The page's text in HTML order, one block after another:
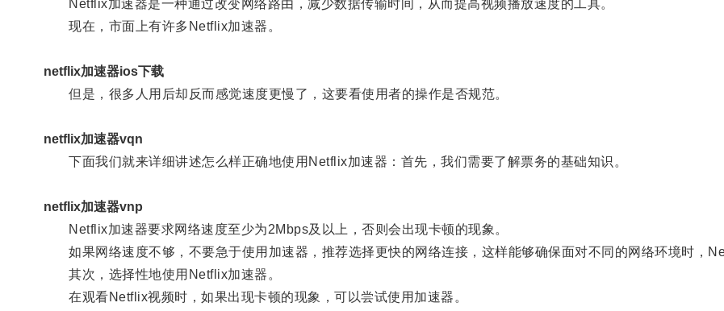
Netflix加速器是一种通过改变网络路由，减少数据传输时间，从而提高视频播放速度的工具。
现在，市面上有许多Netflix加速器。
netflix加速器ios下载
但是，很多人用后却反而感觉速度更慢了，这要看使用者的操作是否规范。
netflix加速器vqn
下面我们就来详细讲述怎么样正确地使用Netflix加速器：首先，我们需要了解票务的基础知识。
netflix加速器vnp
Netflix加速器要求网络速度至少为2Mbps及以上，否则会出现卡顿的现象。
如果网络速度不够，不要急于使用加速器，推荐选择更快的网络连接，这样能够确保面对不同的网络环境时，
其次，选择性地使用Netflix加速器。
在观看Netflix视频时，如果出现卡顿的现象，可以尝试使用加速器。